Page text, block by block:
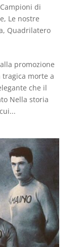
di
, Le nostre
, Quadrilatero
promozione
tragica morte a
che il
Nella storia